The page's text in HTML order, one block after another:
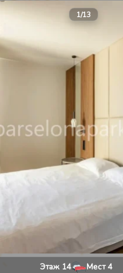
1/13
Этаж 14 Мест4